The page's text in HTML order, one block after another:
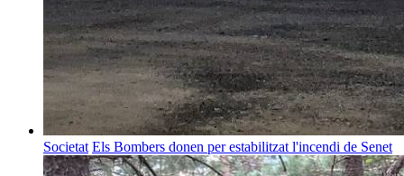
Societat Els Bombers donen per estabilitzat l'incendi de Senet